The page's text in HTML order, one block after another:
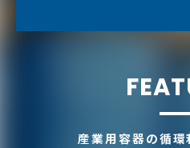
産業用容器の循環